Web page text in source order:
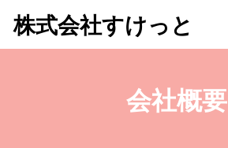
ン
テ
ツ
へ
株式会社すけっと
会社概要